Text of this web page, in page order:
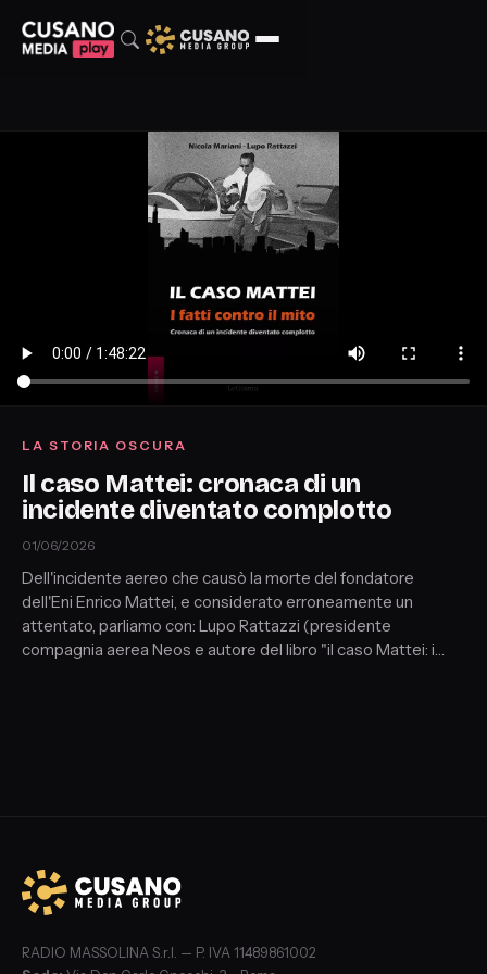
LA STORIA OSCURA
Il caso Mattei: cronaca di un
incidente diventato complotto
01/06/2026
Dell'incidente aereo che causò la morte del fondatore
dell'Eni Enrico Mattei, e considerato erroneamente un
attentato, parliamo con: Lupo Rattazzi (presidente
compagnia aerea Neos e autore del libro "il caso Mattei: i
RADIO MASSOLINA S.r.l. — P. IVA 11489861002